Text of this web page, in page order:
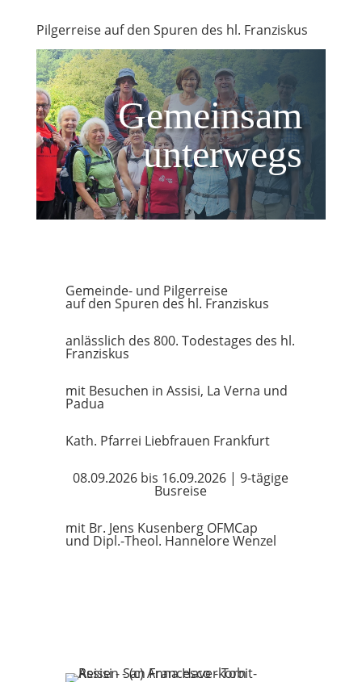
Pilgerreise auf den Spuren des hl. Franziskus
Gemeinsam
unterwegs
Gemeinde- und Pilgerreise
auf den Spuren des hl. Franziskus
anlässlich des 800. Todestages des hl.
Franziskus
mit Besuchen in Assisi, La Verna und
Padua
Kath. Pfarrei Liebfrauen Frankfurt
08.09.2026 bis 16.09.2026 | 9-tägige
Busreise
mit Br. Jens Kusenberg OFMCap
und Dipl.-Theol. Hannelore Wenzel